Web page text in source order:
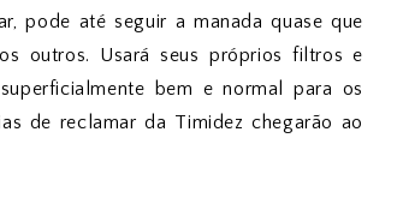
pode até seguir a manada quase que
outros. Usará seus próprios filtros e
bem e normal para os
de reclamar da Timidez chegarão ao